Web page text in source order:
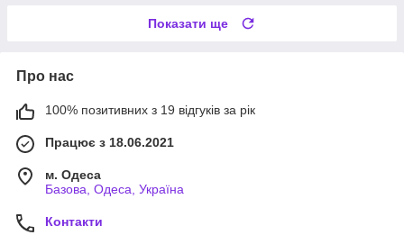
Показати ще
Про нас
100% позитивних з 19 відгуків за рік
Працює з 18.06.2021
м. Одеса
Базова, Одеса, Україна
Контакти